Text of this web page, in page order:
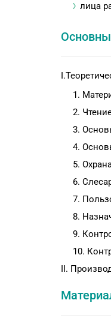
лица
II.